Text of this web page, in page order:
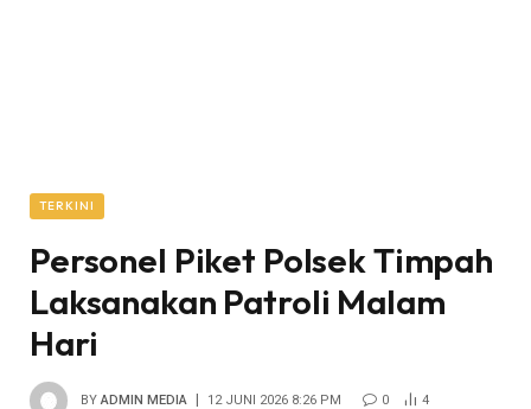
TERKINI
Personel Piket Polsek Timpah
Laksanakan Patroli Malam
Hari ‎
BY ADMIN MEDIA 12 JUNI 2026 8:26 PM 0 4